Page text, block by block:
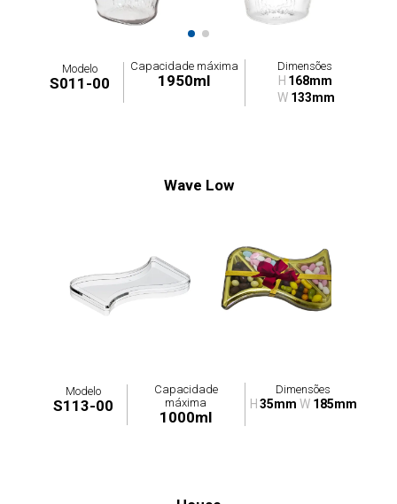
Modelo
S011-00
Capacidade máxima
1950ml
Dimensões
H 168mm
W 133mm
Wave Low
Modelo
S113-00
Capacidade
máxima
1000ml
Dimensões
H 35mm W 185mm